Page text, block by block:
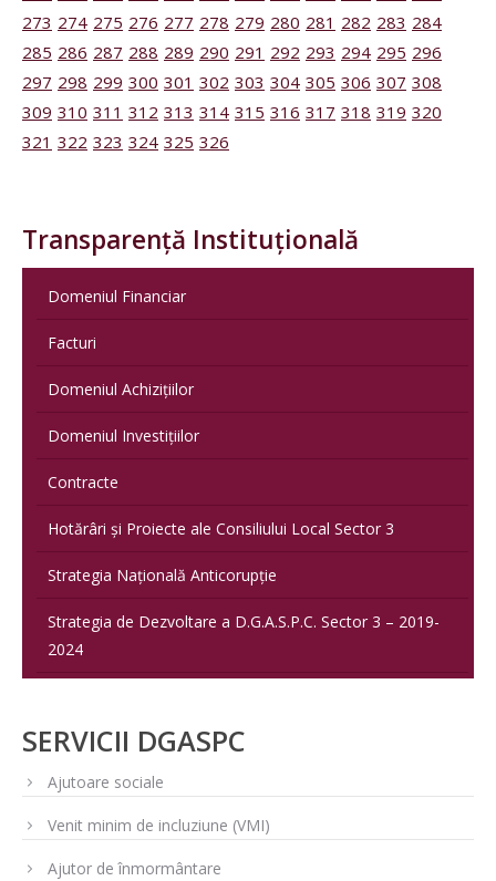
273 274 275 276 277 278 279 280 281 282 283 284
285 286 287 288 289 290 291 292 293 294 295 296
297 298 299 300 301 302 303 304 305 306 307 308
309 310 311 312 313 314 315 316 317 318 319 320
321 322 323 324 325 326
Transparență Instituțională
Domeniul Financiar
Facturi
Domeniul Achizițiilor
Domeniul Investițiilor
Contracte
Hotărâri și Proiecte ale Consiliului Local Sector 3
Strategia Națională Anticorupție
Strategia de Dezvoltare a D.G.A.S.P.C. Sector 3 – 2019-
2024
SERVICII DGASPC
Ajutoare sociale
Venit minim de incluziune (VMI)
Ajutor de înmormântare